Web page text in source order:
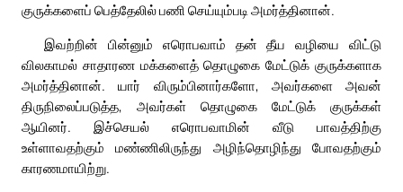
குருக்களைப் பெத்தேலில் பணி செய்யும்படி அமர்த்தினான்.
இவற்றின் பின்னும் எரொபவாம் தன் தீய வழியை விட்டு
விலகாமல் சாதாரண மக்களைத் தொழுகை மேட்டுக் குருக்களாக
அமர்த்தினான். யார் விரும்பினார்களோ, அவர்களை அவன்
திருநிலைப்படுத்த, அவர்கள் தொழுகை மேட்டுக் குருக்கள்
ஆயினர். இச்செயல் எரொபவாமின் வீடு பாவத்திற்கு
உள்ளாவதற்கும் மண்ணிலிருந்து அழிந்தொழிந்து போவதற்கும்
காரணமாயிற்று.